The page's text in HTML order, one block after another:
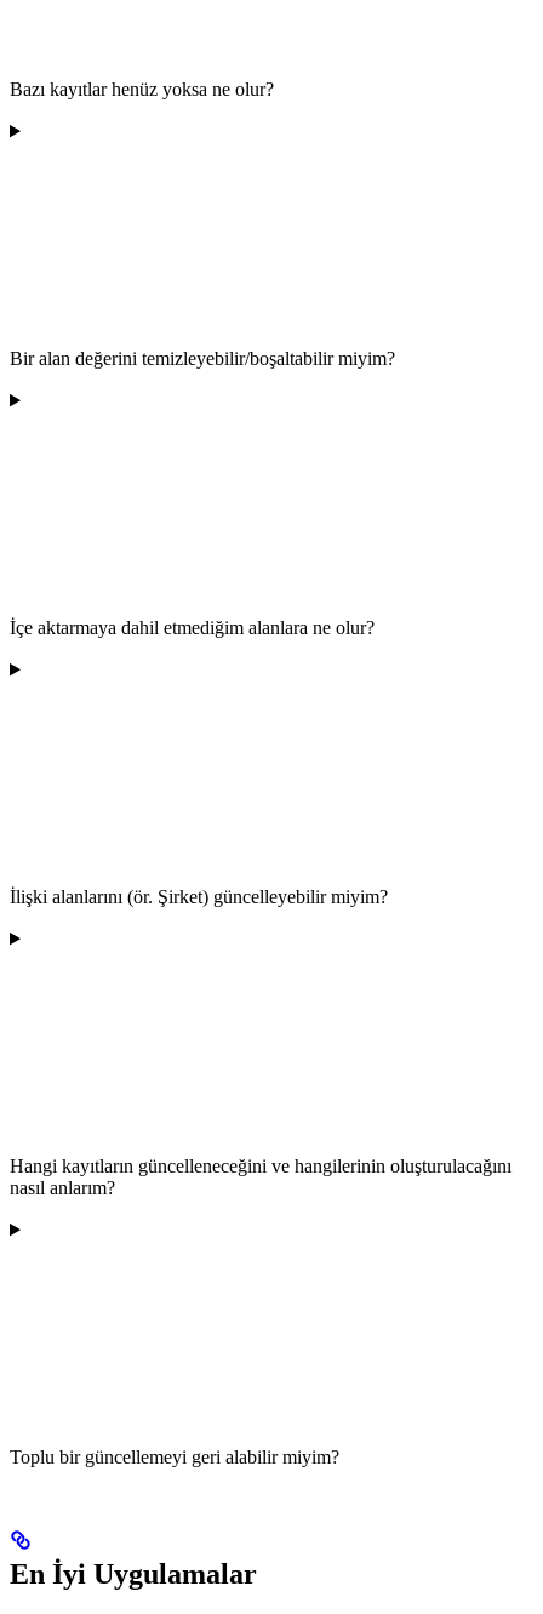
Bazı kayıtlar henüz yoksa ne olur?
Bir alan değerini temizleyebilir/boşaltabilir miyim?
İçe aktarmaya dahil etmediğim alanlara ne olur?
İlişki alanlarını (ör. Şirket) güncelleyebilir miyim?
Hangi kayıtların güncelleneceğini ve hangilerinin oluşturulacağını
nasıl anlarım?
Toplu bir güncellemeyi geri alabilir miyim?
En İyi Uygulamalar